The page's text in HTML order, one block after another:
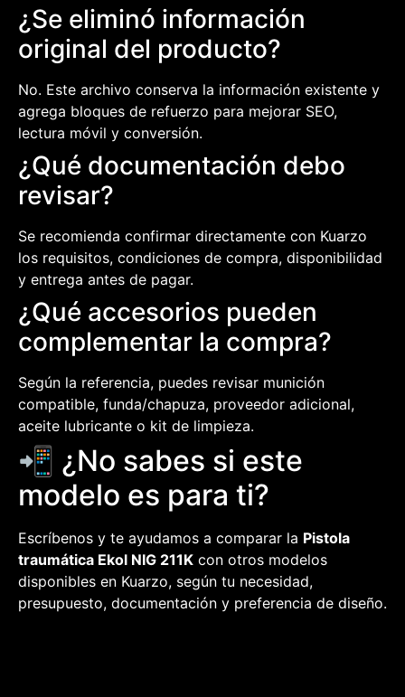
¿Se eliminó información
original del producto?
No. Este archivo conserva la información existente y
agrega bloques de refuerzo para mejorar SEO,
lectura móvil y conversión.
¿Qué documentación debo
revisar?
Se recomienda confirmar directamente con Kuarzo
los requisitos, condiciones de compra, disponibilidad
y entrega antes de pagar.
¿Qué accesorios pueden
complementar la compra?
Según la referencia, puedes revisar munición
compatible, funda/chapuza, proveedor adicional,
aceite lubricante o kit de limpieza.
📲 ¿No sabes si este
modelo es para ti?
Escríbenos y te ayudamos a comparar la Pistola
traumática Ekol NIG 211K con otros modelos
disponibles en Kuarzo, según tu necesidad,
presupuesto, documentación y preferencia de diseño.